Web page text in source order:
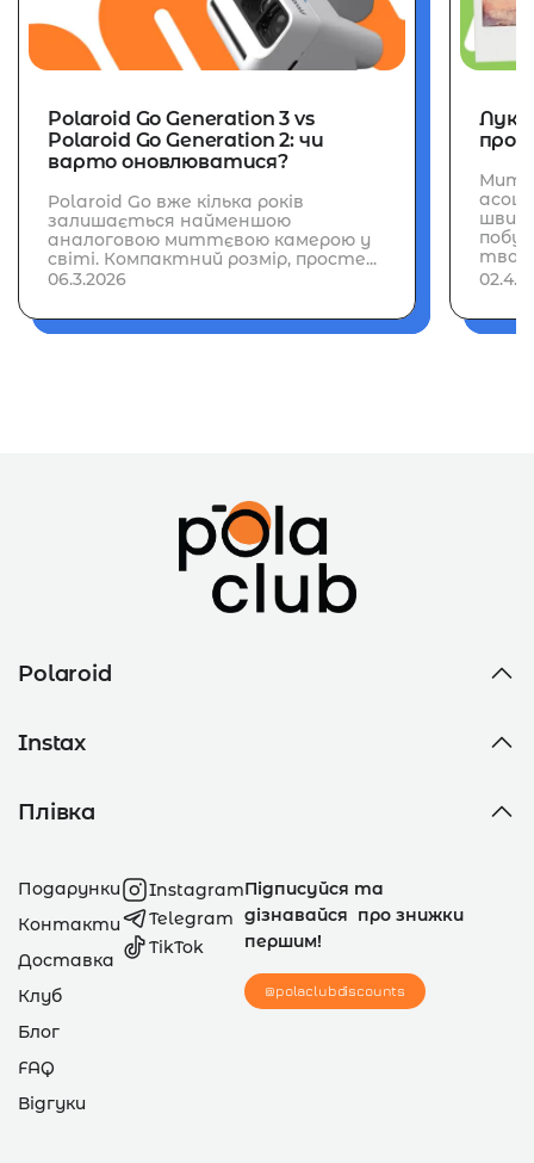
Polaroid Go Generation 3 vs
Polaroid Go Generation 2: чи
варто оновлюватися?
Polaroid Go вже кілька років
залишається найменшою
аналоговою миттєвою камерою у
світі. Компактний розмір, просте...
06.3.2026
Polaroid
Instax
Плівка
Подарунки
Контакти
Доставка
Клуб
Блог
FAQ
Відгуки
Instagram
Telegram
TikTok
Підписуйся та
дізнавайся про знижки
першим!
@polaclubdiscounts